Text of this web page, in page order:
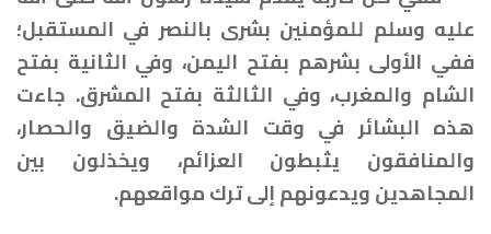
عليه وسلم للمؤمنين بشرى بالنصر في المستقبل؛
ففي الأولى بشرهم بفتح اليمن، وفي الثانية بفتح
الشام والمغرب، وفي الثالثة بفتح المشرق. جاءت
هذه البشائر في وقت الشدة والضيق والحصار،
والمنافقون يثبطون العزائم، ويخذلون بين
المجاهدين ويدعونهم إلى ترك مواقعهم.